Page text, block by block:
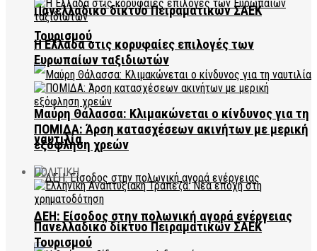
Πανελλαδικό δίκτυο Πειραματικών ΣΑΕΚ
Τουρισμού
Μαύρη Θάλασσα: Κλιμακώνεται ο κίνδυνος για τη
ναυτιλία
ΔΕΗ: Είσοδος στην πολωνική αγορά ενέργειας
Η Ελλάδα στις κορυφαίες επιλογές των
Ευρωπαίων ταξιδιωτών
ΠΟΜΙΔΑ: Άρση κατασχέσεων ακινήτων με μερική
εξόφληση χρεών
ΠΟΛΙΤΙΚΗ
Πανελλαδικό δίκτυο Πειραματικών ΣΑΕΚ
Τουρισμού